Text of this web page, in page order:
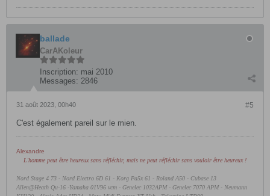
ballade
CarAKoleur
Inscription: mai 2010
Messages: 2846
#5
31 août 2023, 00h40
C'est également pareil sur le mien.
Alexandre
L'homme peut être heureux sans réfléchir, mais ne peut réfléchir sans vouloir être heureux !
Nord Stage 4 73 - Nord Electro 6D 61 - Korg Pa5x 61 - Roland A50 - Cubase 13
Allen@Heath Qu-16 -Yamaha 01V96 vcm - Genelec 1032APM - Genelec 7070 APM - Neumann